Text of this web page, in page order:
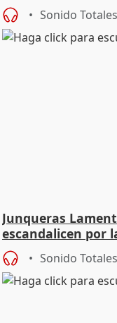
Sonido Totales
Junqueras
escandalicen por
Sonido Totales